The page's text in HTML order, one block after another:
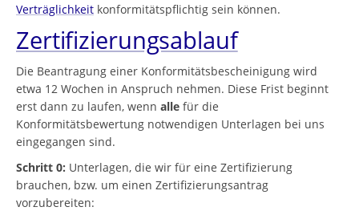
Verträglichkeit konformitätspflichtig sein können.
Zertifizierungsablauf
Die Beantragung einer Konformitätsbescheinigung wird
etwa 12 Wochen in Anspruch nehmen. Diese Frist beginnt
erst dann zu laufen, wenn alle für die
Konformitätsbewertung notwendigen Unterlagen bei uns
eingegangen sind.
Schritt 0: Unterlagen, die wir für eine Zertifizierung
brauchen, bzw. um einen Zertifizierungsantrag
vorzubereiten: